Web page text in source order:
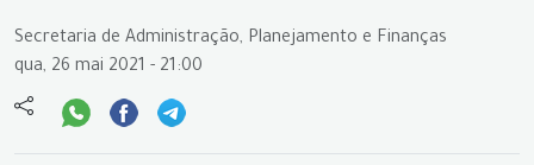
Secretaria de Administração, Planejamento e Finanças
qua, 26 mai 2021 - 21:00